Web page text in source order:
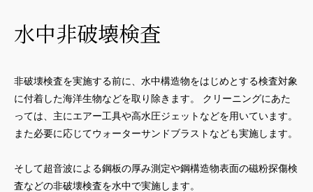
水中非破壊検査
非破壊検査を実施する前に、水中構造物をはじめとする検査対象
に付着した海洋生物などを取り除きます。 クリーニングにあた
っては、主にエアー工具や高水圧ジェットなどを用いています。
また必要に応じてウォーターサンドブラストなども実施します。
そして超音波による鋼板の厚み測定や鋼構造物表面の磁粉探傷検
査などの非破壊検査を水中で実施します。